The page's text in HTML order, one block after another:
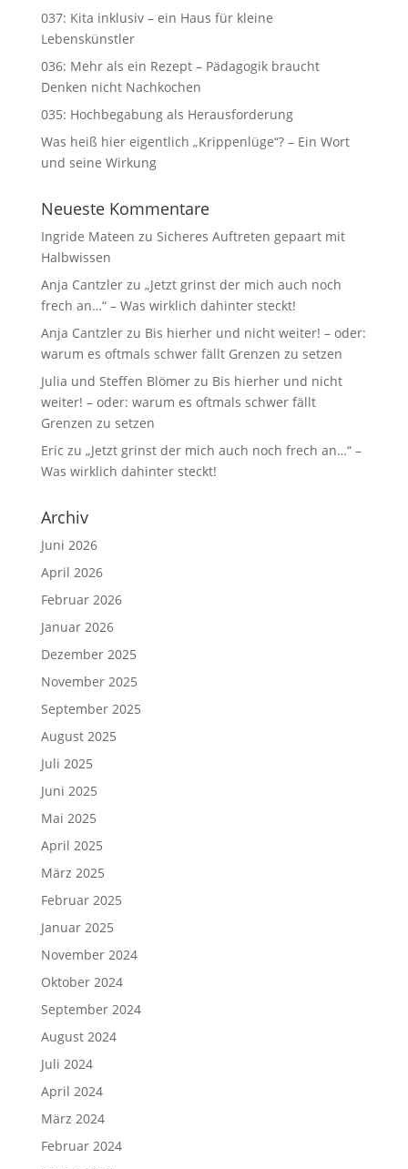
037: Kita inklusiv – ein Haus für kleine
Lebenskünstler
036: Mehr als ein Rezept – Pädagogik braucht
Denken nicht Nachkochen
035: Hochbegabung als Herausforderung
Was heiß hier eigentlich „Krippenlüge“? – Ein Wort
und seine Wirkung
Neueste Kommentare
Ingride Mateen zu Sicheres Auftreten gepaart mit
Halbwissen
Anja Cantzlerzu „Jetzt grinst der mich auch noch
frech an…“ – Was wirklich dahinter steckt!
Anja Cantzlerzu Bis hierher und nicht weiter! – oder:
warum es oftmals schwer fällt Grenzen zu setzen
Julia und Steffen Blömerzu Bis hierher und nicht
weiter! – oder: warum es oftmals schwer fällt
Grenzen zu setzen
Eric zu „Jetzt grinst der mich auch noch frech an…“ –
Was wirklich dahinter steckt!
Archiv
Juni 2026
April 2026
Februar 2026
Januar 2026
Dezember 2025
November 2025
September 2025
August 2025
Juli 2025
Juni 2025
Mai 2025
April 2025
März 2025
Februar 2025
Januar 2025
November 2024
Oktober 2024
September 2024
August 2024
Juli 2024
April 2024
März 2024
Februar 2024